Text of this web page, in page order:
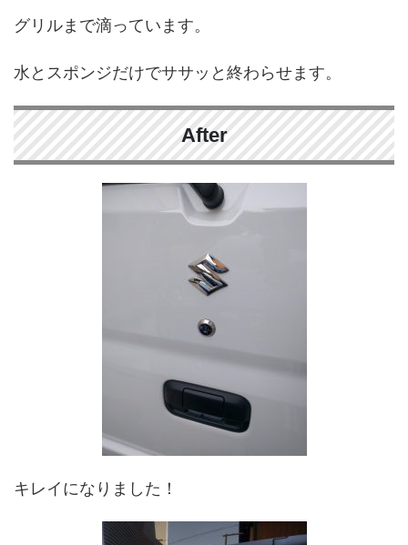
グリルまで滴っています。
水とスポンジだけでササッと終わらせます。
After
キレイになりました！